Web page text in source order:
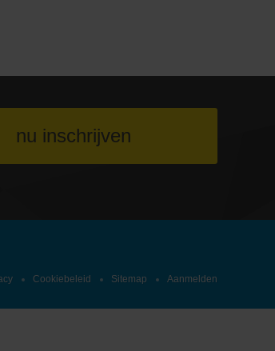
nu inschrijven
Cookiebeleid Sitemap Aanmelden